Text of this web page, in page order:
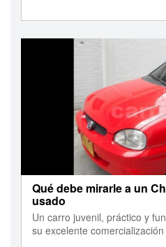
Qué debe mirarle a un
usado
Un carro juvenil, práctico y
su excelente